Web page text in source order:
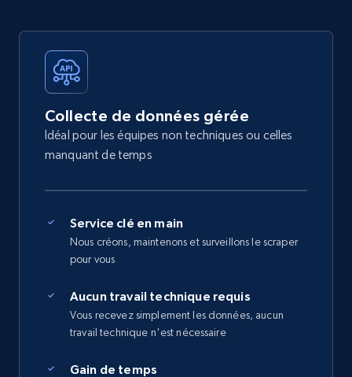
Collecte de données gérée
Idéal pour les équipes non techniques ou celles
manquant de temps
Service clé en main
Nous créons, maintenons et surveillons le scraper
pour vous
Aucun travail technique requis
Vous recevez simplement les données, aucun
travail technique n'est nécessaire
Gain de temps